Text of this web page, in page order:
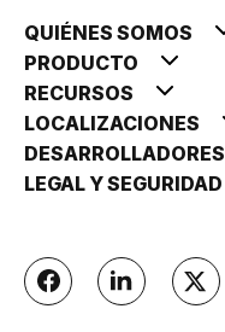
QUIÉNES SOMOS
PRODUCTO
RECURSOS
LOCALIZACIONES
DESARROLLADORES
LEGAL Y SEGURIDAD